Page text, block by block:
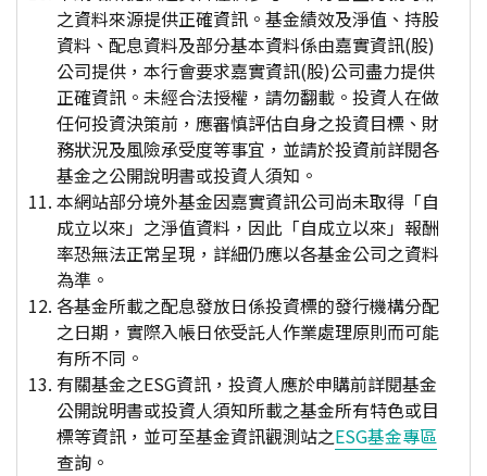
之資料來源提供正確資訊。基金績效及淨值、持股
資料、配息資料及部分基本資料係由嘉實資訊(股)
公司提供，本行會要求嘉實資訊(股)公司盡力提供
正確資訊。未經合法授權，請勿翻載。投資人在做
任何投資決策前，應審慎評估自身之投資目標、財
務狀況及風險承受度等事宜，並請於投資前詳閱各
基金之公開說明書或投資人須知。
本網站部分境外基金因嘉實資訊公司尚未取得「自
成立以來」之淨值資料，因此「自成立以來」報酬
率恐無法正常呈現，詳細仍應以各基金公司之資料
為準。
各基金所載之配息發放日係投資標的發行機構分配
之日期，實際入帳日依受託人作業處理原則而可能
有所不同。
有關基金之ESG資訊，投資人應於申購前詳閱基金
公開說明書或投資人須知所載之基金所有特色或目
標等資訊，並可至基金資訊觀測站之ESG基金專區
查詢。